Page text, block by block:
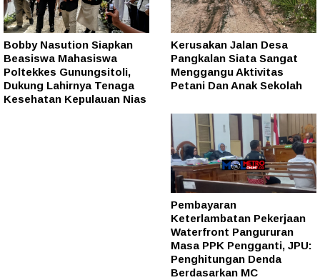
Bobby Nasution Siapkan
Beasiswa Mahasiswa
Poltekkes Gunungsitoli,
Dukung Lahirnya Tenaga
Kesehatan Kepulauan Nias
Kerusakan Jalan Desa
Pangkalan Siata Sangat
Menggangu Aktivitas
Petani Dan Anak Sekolah
Pembayaran
Keterlambatan Pekerjaan
Waterfront Pangururan
Masa PPK Pengganti, JPU:
Penghitungan Denda
Berdasarkan MC